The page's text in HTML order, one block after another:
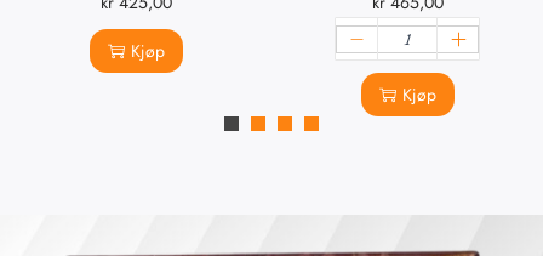
Kjøp
Kjøp